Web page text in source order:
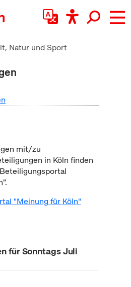
Natur und Sport
mit/zu
in Köln finden
"Meinung für Köln"
für Sonntags Juli